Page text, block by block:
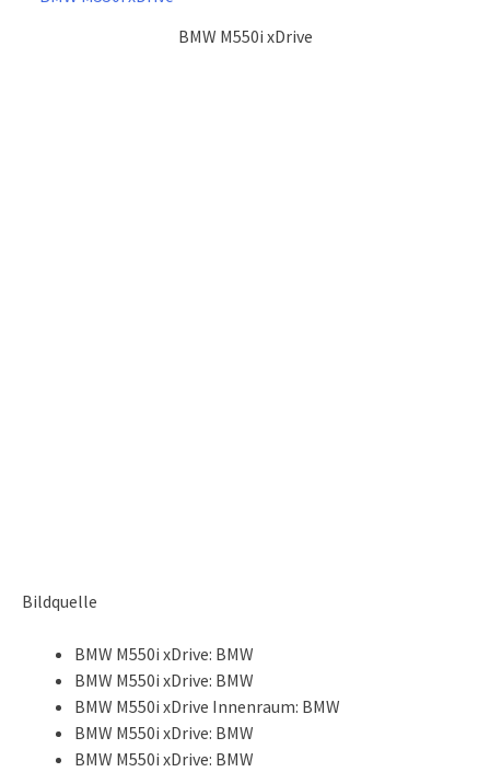
BMW M550i xDrive
Bildquelle
BMW M550i xDrive: BMW
BMW M550i xDrive: BMW
BMW M550i xDrive Innenraum: BMW
BMW M550i xDrive: BMW
BMW M550i xDrive: BMW